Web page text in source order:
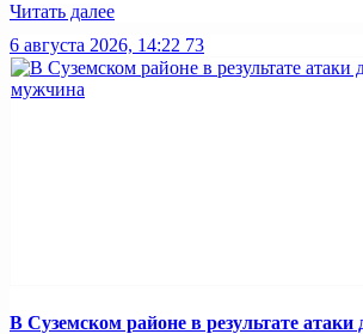
Читать далее
6 августа 2026, 14:22 73
В Суземском районе в результате атаки